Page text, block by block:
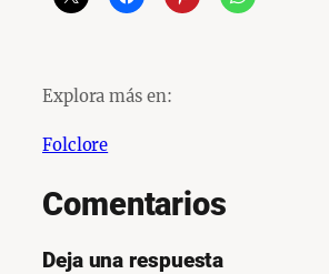
Explora más en:
Folclore
Comentarios
Deja una respuesta